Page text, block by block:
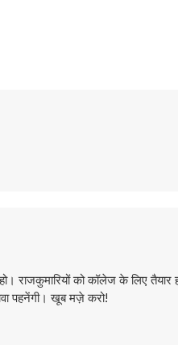
राजकुमारियों को कॉलेज के लिए
पहनेंगी। खूब मज़े करो!